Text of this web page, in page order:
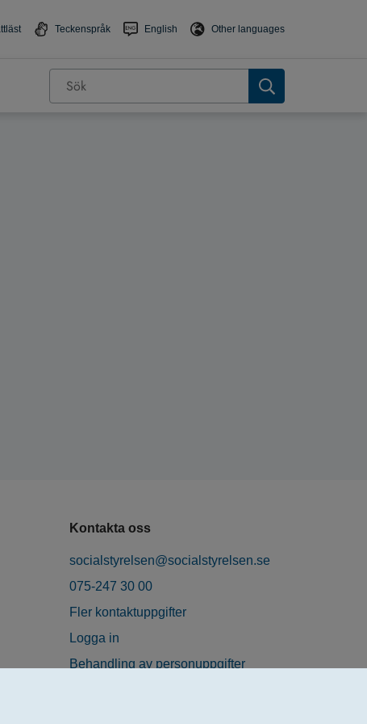
Teckenspråk English Other languages
Kontakta oss
socialstyrelsen@socialstyrelsen.se
075-247 30 00
Fler kontaktuppgifter
Logga in
Behandling av personuppgifter